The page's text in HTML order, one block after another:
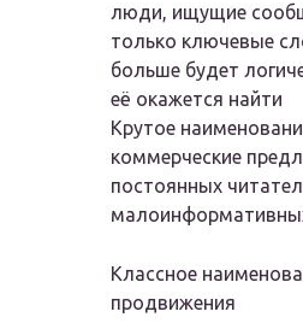
люди, ищущие
только ключевые
больше будет
её окажется найти
Крутое
коммерческие
постоянных
Классное
продвижения